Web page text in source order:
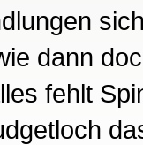
dann
fehlt